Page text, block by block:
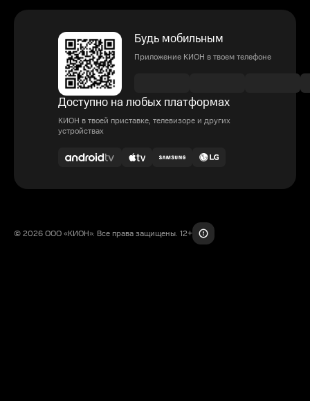
Будь мобильным
Приложение КИОН в твоем телефоне
Доступно на любых платформах
КИОН в твоей приставке, телевизоре и других
устройствах
© 2026 ООО «КИОН». Все права защищены. 12+